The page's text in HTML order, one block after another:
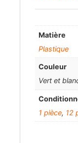
Matière
Plastique
Couleur
Vert et
1 pièce, 12